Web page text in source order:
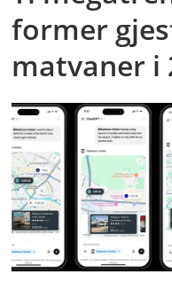
former
matvaner i